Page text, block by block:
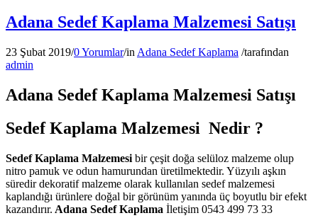
Adana Sedef Kaplama Malzemesi Satışı
23 Şubat 2019/0 Yorumlar/in Adana Sedef Kaplama /tarafından
admin
Adana Sedef Kaplama Malzemesi Satışı
Sedef Kaplama Malzemesi Nedir ?
Sedef Kaplama Malzemesi bir çeşit doğa selüloz malzeme olup
nitro pamuk ve odun hamurundan üretilmektedir. Yüzyılı aşkın
süredir dekoratif malzeme olarak kullanılan sedef malzemesi
kaplandığı ürünlere doğal bir görünüm yanında üç boyutlu bir efekt
kazandırır. Adana Sedef Kaplama İletişim 0543 499 73 33